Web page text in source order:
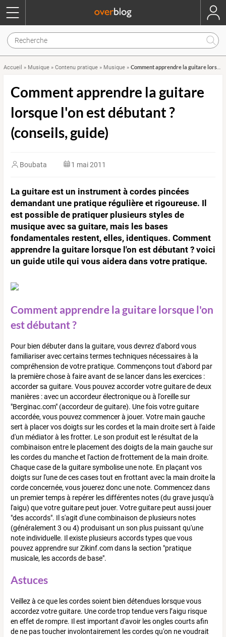
Accueil » Musique » Contenu pratique » Musique » Comment apprendre la guitare lorsque l'on est débutant ? (conseils, guide)
Comment apprendre la guitare
lorsque l'on est débutant ?
(conseils, guide)
Boubata 1 mai 2011
La guitare est un instrument à cordes pincées
demandant une pratique régulière et rigoureuse. Il
est possible de pratiquer plusieurs styles de
musique avec sa guitare, mais les bases
fondamentales restent, elles, identiques. Comment
apprendre la guitare lorsque l'on est débutant ? voici
un guide utile qui vous aidera dans votre pratique.
Comment apprendre la guitare lorsque l'on
est débutant ?
Pour bien débuter dans la guitare, vous devrez d'abord vous
familiariser avec certains termes techniques nécessaires à la
compréhension de votre pratique. Commençons tout d'abord par
la première chose à faire avant de se lancer dans les exercices :
accorder sa guitare. Vous pouvez accorder votre guitare de deux
manières : avec un accordeur électronique ou à l'oreille sur
"Berginac.com" (accordeur de guitare). Une fois votre guitare
accordée, vous pouvez commencer à jouer. Votre main gauche
sert à placer vos doigts sur les cordes et la main droite sert à l'aide
d'un médiator à les frotter. Le son produit est le résultat de la
combinaison entre le placement des doigts de la main gauche sur
les cordes du manche et l'action de frottement de la main droite.
Chaque case de la guitare symbolise une note. En plaçant vos
doigts sur l'une de ces cases tout en frottant avec la main droite la
corde concernée, vous jouerez donc une note. Commencez dans
un premier temps à repérer les différentes notes (du grave jusqu'à
l'aigu) que votre guitare peut jouer. Votre guitare peut aussi jouer
"des accords". Il s'agit d'une combinaison de plusieurs notes
(généralement 3 ou 4) produisant un son plus puissant qu'une
note individuelle. Il existe plusieurs accords types que vous
pouvez apprendre sur Zikinf.com dans la section "pratique
musicale, les accords de base".
Astuces
Veillez à ce que les cordes soient bien détendues lorsque vous
accordez votre guitare. Une corde trop tendue vers l’aigu risque
en effet de rompre. Il est important d'avoir les ongles courts afin
de ne pas toucher involontairement les cordes qu'on ne voudrait